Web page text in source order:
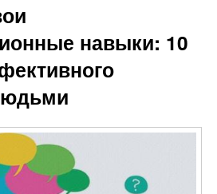
навыки: 10